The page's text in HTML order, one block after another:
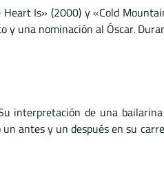
Is» (2000) y «Cold
y una nominación al Óscar.
interpretación de una
antes y un después en su